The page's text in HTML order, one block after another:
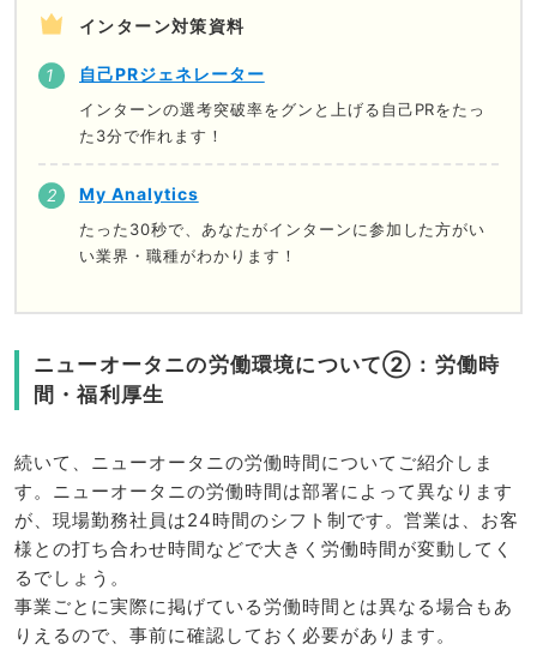
インターン対策資料
自己PRジェネレーター
インターンの選考突破率をグンと上げる自己PRをたっ
た3分で作れます！
My Analytics
たった30秒で、あなたがインターンに参加した方がい
い業界・職種がわかります！
ニューオータニの労働環境について②：労働時
間・福利厚生
続いて、ニューオータニの労働時間についてご紹介しま
す。ニューオータニの労働時間は部署によって異なります
が、現場勤務社員は24時間のシフト制です。営業は、お客
様との打ち合わせ時間などで大きく労働時間が変動してく
るでしょう。
事業ごとに実際に掲げている労働時間とは異なる場合もあ
りえるので、事前に確認しておく必要があります。